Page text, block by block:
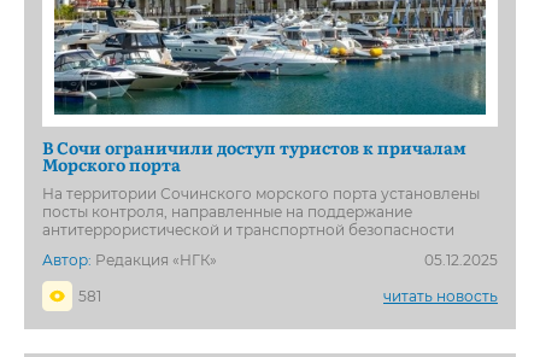
В Сочи ограничили доступ туристов к причалам
Морского порта
На территории Сочинского морского порта установлены
посты контроля, направленные на поддержание
антитеррористической и транспортной безопасности
Автор: Редакция «НГК»
05.12.2025
581
читать новость